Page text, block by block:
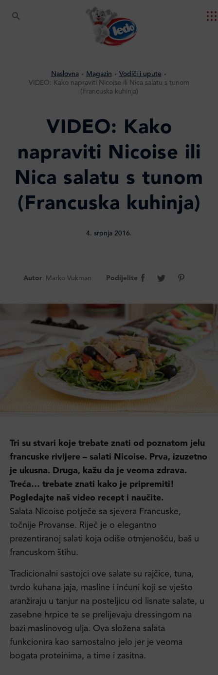
Naslovna Magazin
Vodiči i upute
VIDEO: Kako napraviti Nicoise ili Nica salatu s tunom
(Francuska kuhinja)
VIDEO: Kako
napraviti Nicoise ili
Nica salatu s tunom
(Francuska kuhinja)
4. srpnja 2016.
Autor Marko Vukman Podijelite
Tri su stvari koje trebate znati od poznatom jelu
francuske rivijere – salati Nicoise. Prva, izuzetno
je ukusna. Druga, kažu da je veoma zdrava.
Treća… trebate znati kako je pripremiti!
Pogledajte naš video recept i naučite.
Salata Nicoise potječe sa sjevera Francuske,
točnije Provanse. Riječ je o elegantno
prezentiranoj salati koja odiše otmjenošću, baš u
francuskom štihu.
Tradicionalni sastojci ove salate su rajčice, tuna,
tvrdo kuhana jaja, masline i inćuni koji se vješto
aranžiraju u tanjur na posteljicu od lisnate salate, u
zasebne hrpice te se prelijevaju dressingom na
bazi maslinovog ulja. Ova složena salata
funkcionira kao samostalno jelo jer je veoma
bogata proteinima, a time i zasitna.